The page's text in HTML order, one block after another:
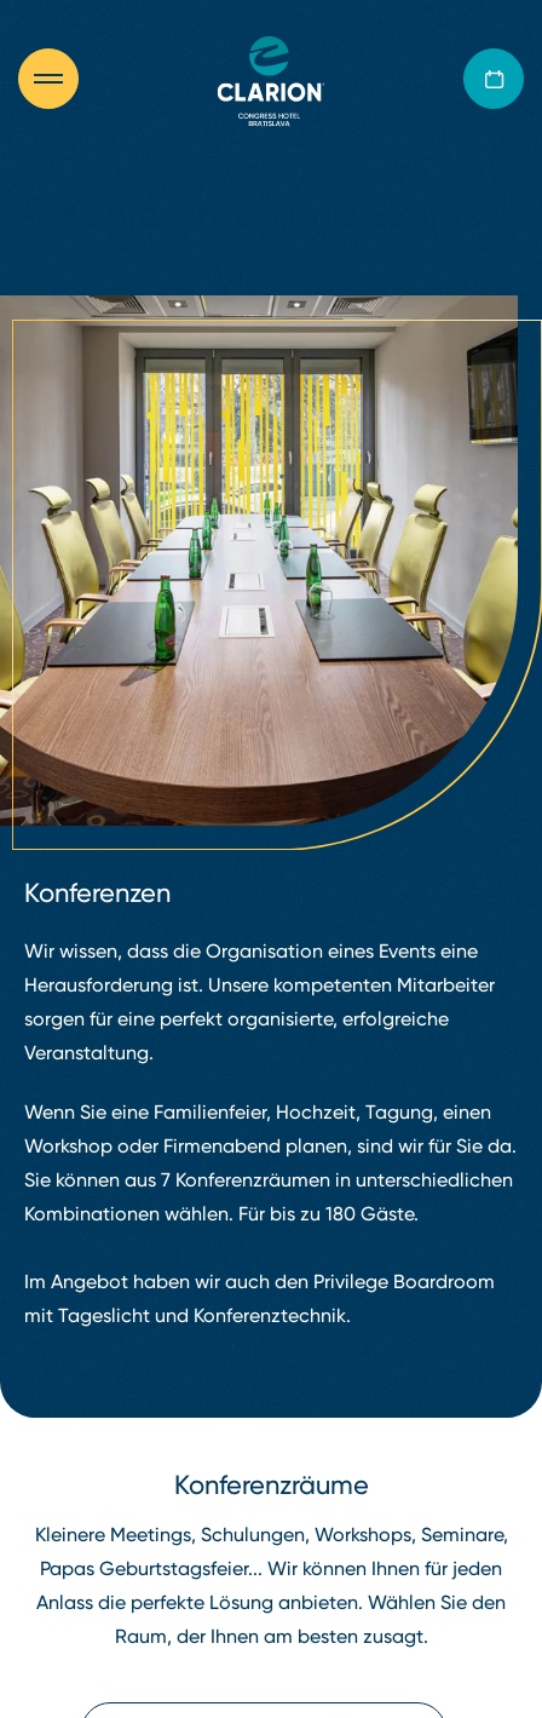
Konferenzen
Wir wissen, dass die Organisation eines Events eine
Herausforderung ist. Unsere kompetenten Mitarbeiter
sorgen für eine perfekt organisierte, erfolgreiche
Veranstaltung.
Wenn Sie eine Familienfeier, Hochzeit, Tagung, einen
Workshop oder Firmenabend planen, sind wir für Sie da.
Sie können aus 7 Konferenzräumen in unterschiedlichen
Kombinationen wählen. Für bis zu 180 Gäste.
Im Angebot haben wir auch den Privilege Boardroom
mit Tageslicht und Konferenztechnik.
Konferenzräume
Kleinere Meetings, Schulungen, Workshops, Seminare,
Papas Geburtstagsfeier... Wir können Ihnen für jeden
Anlass die perfekte Lösung anbieten. Wählen Sie den
Raum, der Ihnen am besten zusagt.